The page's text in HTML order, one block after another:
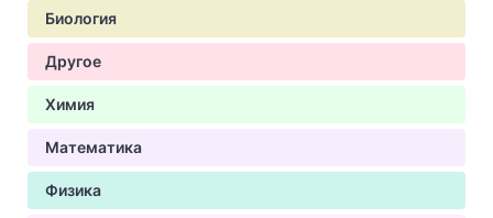
Биология
Другое
Химия
Математика
Физика